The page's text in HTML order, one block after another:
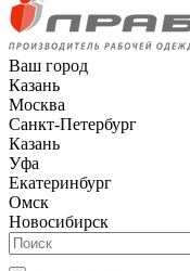
Ваш город
Казань
Москва
Санкт-Петербург
Казань
Уфа
Екатеринбург
Омск
Новосибирск